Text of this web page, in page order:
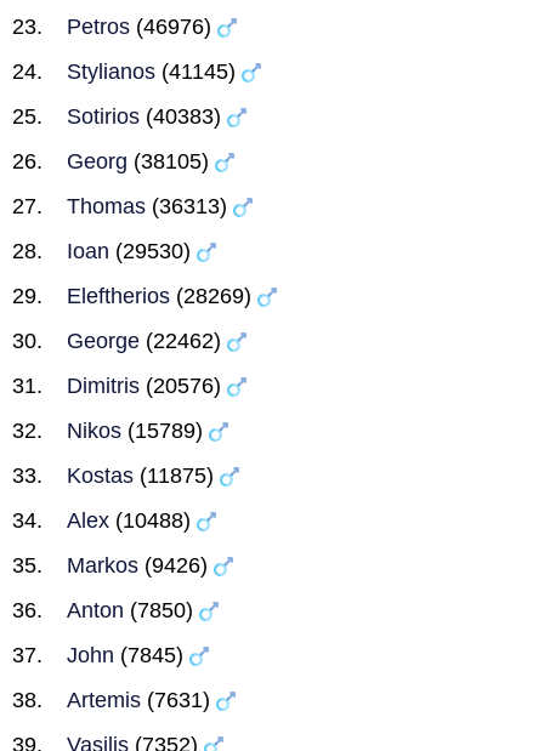
Petros (46976)
Stylianos (41145)
Sotirios (40383)
Georg (38105)
Thomas (36313)
Ioan (29530)
Eleftherios (28269)
George (22462)
Dimitris (20576)
Nikos (15789)
Kostas (11875)
Alex (10488)
Markos (9426)
Anton (7850)
John (7845)
Artemis (7631)
Vasilis (7352)